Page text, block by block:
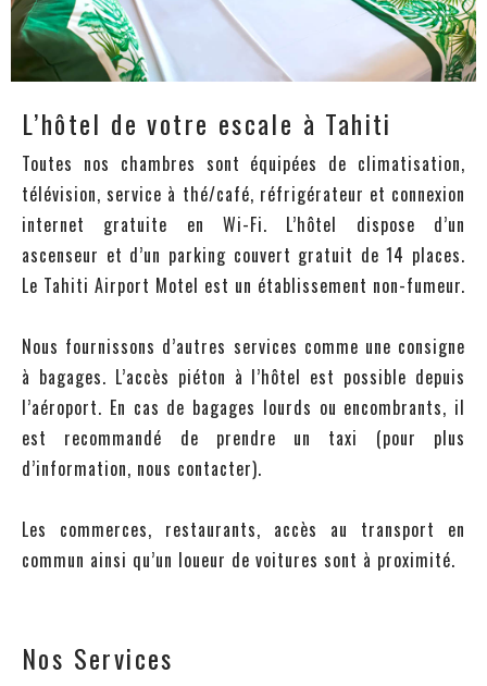
L’hôtel de votre escale à Tahiti
Toutes nos chambres sont équipées de climatisation,
télévision, service à thé/café, réfrigérateur et connexion
internet gratuite en Wi-Fi. L’hôtel dispose d’un
ascenseur et d’un parking couvert gratuit de 14 places.
Le Tahiti Airport Motel est un établissement non-fumeur.
Nous fournissons d’autres services comme une consigne
à bagages. L’accès piéton à l’hôtel est possible depuis
l’aéroport. En cas de bagages lourds ou encombrants, il
est recommandé de prendre un taxi (pour plus
d’information, nous contacter).
Les commerces, restaurants, accès au transport en
commun ainsi qu’un loueur de voitures sont à proximité.
Nos Services